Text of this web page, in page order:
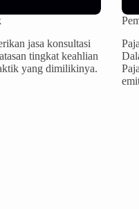
jasa konsultasi
tingkat keahlian
yang dimilikinya.